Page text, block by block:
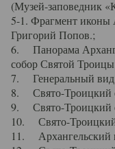
(Музей-заповедник
5-1. Фрагмент иконы
Григорий Попов.;
6. Панорама
собор Святой Троицы
7. Генеральный вид
8. Свято-Троицкий
9. Свято-Троицкий
10. Свято-Троицкий
11. Архангельский